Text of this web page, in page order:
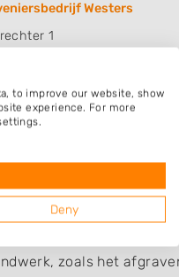
Westers
1
9,67 km afstand
Huizinge
en en andere
zoals het
to improve our website, show
experience. For more
Deny